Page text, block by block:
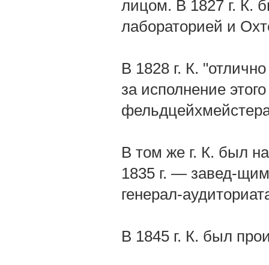
лицом. В 1827 г. К.
лабораторией и
В 1828 г. К.
за исполнение
В том же г. К. был
1835 г. — завед-
генерал-
В 1845 г. К. был